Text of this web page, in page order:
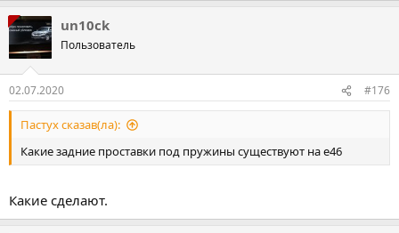
un10ck
Пользователь
02.07.2020 #176
Пастух сказав(ла):
Какие задние проставки под пружины существуют на е46
Какие сделают.